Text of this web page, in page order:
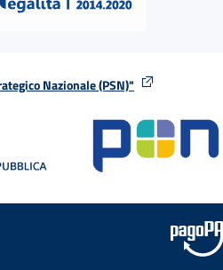
Nazionale (PSN)"
stessa finestra